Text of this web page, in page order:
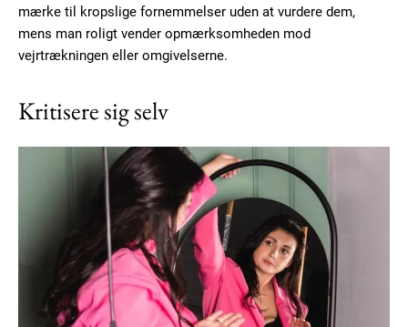
mærke til kropslige fornemmelser uden at vurdere dem,
mens man roligt vender opmærksomheden mod
vejrtrækningen eller omgivelserne.
Kritisere sig selv